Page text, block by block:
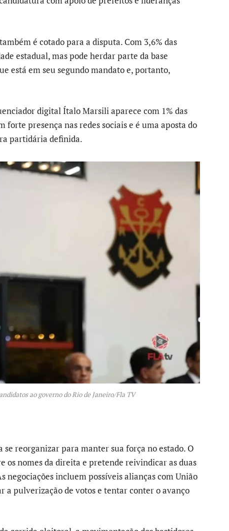
é cotado para a disputa. Com 3,6% das
estadual, mas pode herdar parte da base
está em seu segundo mandato e, portanto,
digital Ítalo Marsili aparece com 1% das
presença nas redes sociais e é uma aposta do
partidária definida.
ao governo do Rio de Janeiro/Fla TV
se reorganizar para manter sua força no estado. O
nomes da direita e pretende reivindicar as duas
negociações incluem possíveis alianças com União
a pulverização de votos e tentar conter o avanço